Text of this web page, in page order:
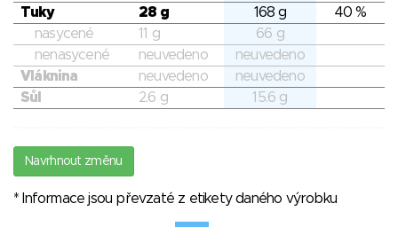
Tuky
28 g 168 g
40 %
nasycené
11 g
66 g
nenasycené
neuvedeno
neuvedeno
Vláknina
neuvedeno
neuvedeno
Sůl
2.6 g 15.6 g
Navrhnout změnu
* Informace jsou převzaté z etikety daného výrobku